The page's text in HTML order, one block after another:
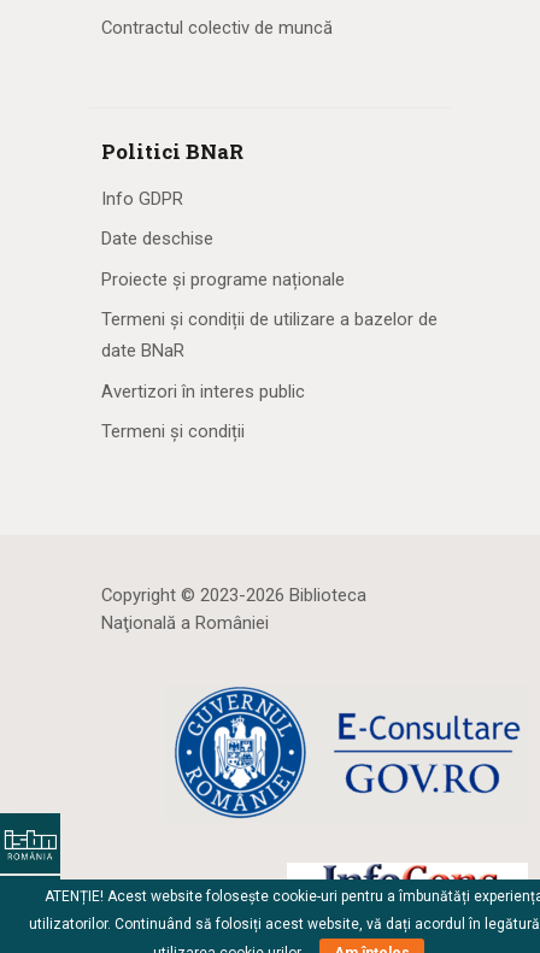
Contractul colectiv de muncă
Politici BNaR
Info GDPR
Date deschise
Proiecte și programe naționale
Termeni și condiții de utilizare a bazelor de
date BNaR
Avertizori în interes public
Termeni și condiții
Copyright © 2023-2026 Biblioteca
Naţională a României
ATENȚIE! Acest website folosește cookie-uri pentru a îmbunătăți
utilizatorilor. Continuând să folosiți acest website, vă dați acordul în